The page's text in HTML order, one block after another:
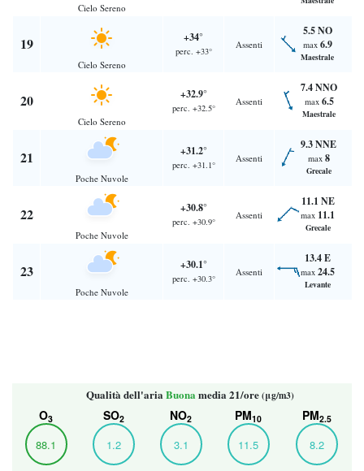
Cielo Sereno
19
Cielo Sereno
+34°
perc. +33°
Assenti
5.5 NO
max 6.9
Maestrale
20
Cielo Sereno
+32.9°
perc. +32.5°
Assenti
7.4 NNO
max 6.5
Maestrale
21
Poche Nuvole
+31.2°
perc. +31.1°
Assenti
9.3 NNE
max 8
Grecale
22
Poche Nuvole
+30.8°
perc. +30.9°
Assenti
11.1 NE
max 11.1
Grecale
23
Poche Nuvole
+30.1°
perc. +30.3°
Assenti
13.4 E
max 24.5
Levante
Qualità dell'aria Buona media 21/ore(μg/m3)
O3
88.1
SO2
1.2
NO2
3.1
PM10
11.5
PM2.5
8.2